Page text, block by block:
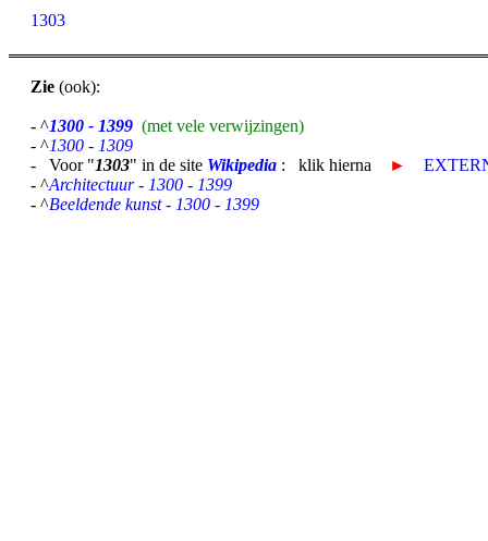
1303
Zie (ook):
- ^1300 - 1399 (met vele verwijzingen)
- ^1300 - 1309
- Voor "1303" in de site Wikipedia : klik hierna ►
- ^Architectuur - 1300 - 1399
- ^Beeldende kunst - 1300 - 1399